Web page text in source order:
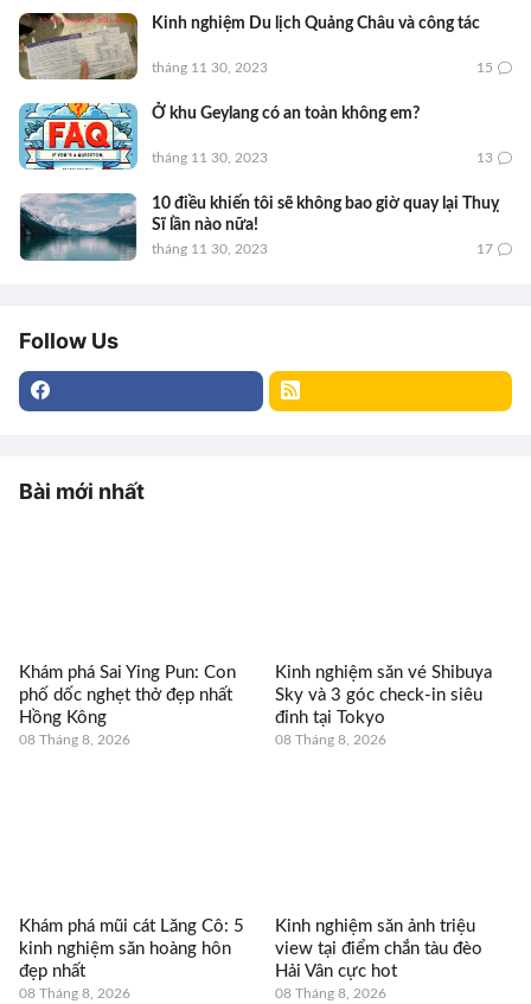
Kinh nghiệm Du lịch Quảng Châu và công tác
tháng 11 30, 2023 15
Ở khu Geylang có an toàn không em?
tháng 11 30, 2023 13
10 điều khiến tôi sẽ không bao giờ quay lại Thuỵ
Sĩ lần nào nữa!
tháng 11 30, 2023 17
Follow Us
Bài mới nhất
Khám phá Sai Ying Pun: Con
phố dốc nghẹt thở đẹp nhất
Hồng Kông
08 Tháng 8, 2026
Kinh nghiệm săn vé Shibuya
Sky và 3 góc check-in siêu
đỉnh tại Tokyo
08 Tháng 8, 2026
Khám phá mũi cát Lăng Cô: 5
kinh nghiệm săn hoàng hôn
đẹp nhất
08 Tháng 8, 2026
Kinh nghiệm săn ảnh triệu
view tại điểm chắn tàu đèo
Hải Vân cực hot
08 Tháng 8, 2026